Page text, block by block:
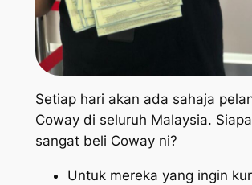
Setiap hari akan ada sahaja
Coway di seluruh Malaysia.
sangat beli Coway ni?
Untuk mereka yang ingin